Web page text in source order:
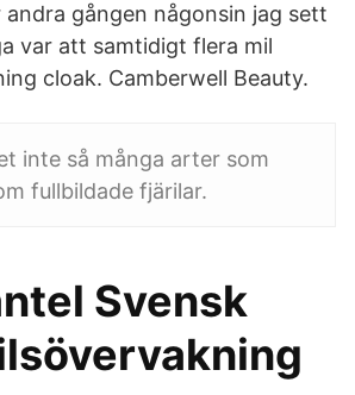
gången någonsin jag sett
var att samtidigt flera mil
cloak. Camberwell Beauty.
inte så många arter som
fullbildade fjärilar.
Svensk